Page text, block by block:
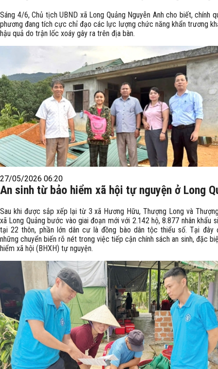
Sáng 4/6, Chủ tịch UBND xã Long Quảng Nguyễn Anh cho biết, chính
phương đang tích cực chỉ đạo các lực lượng chức năng khẩn trương
hậu quả do trận lốc xoáy gây ra trên địa bàn.
27/05/2026 06:20
An sinh từ bảo hiểm xã hội tự nguyện ở Long
Sau khi được sắp xếp lại từ 3 xã Hương Hữu, Thượng Long và
xã Long Quảng bước vào giai đoạn mới với 2.142 hộ, 8.877 nhân khẩu
tại 22 thôn, phần lớn dân cư là đồng bào dân tộc thiểu số. Tại đây
những chuyển biến rõ nét trong việc tiếp cận chính sách an sinh, đặc
hiểm xã hội (BHXH) tự nguyện.